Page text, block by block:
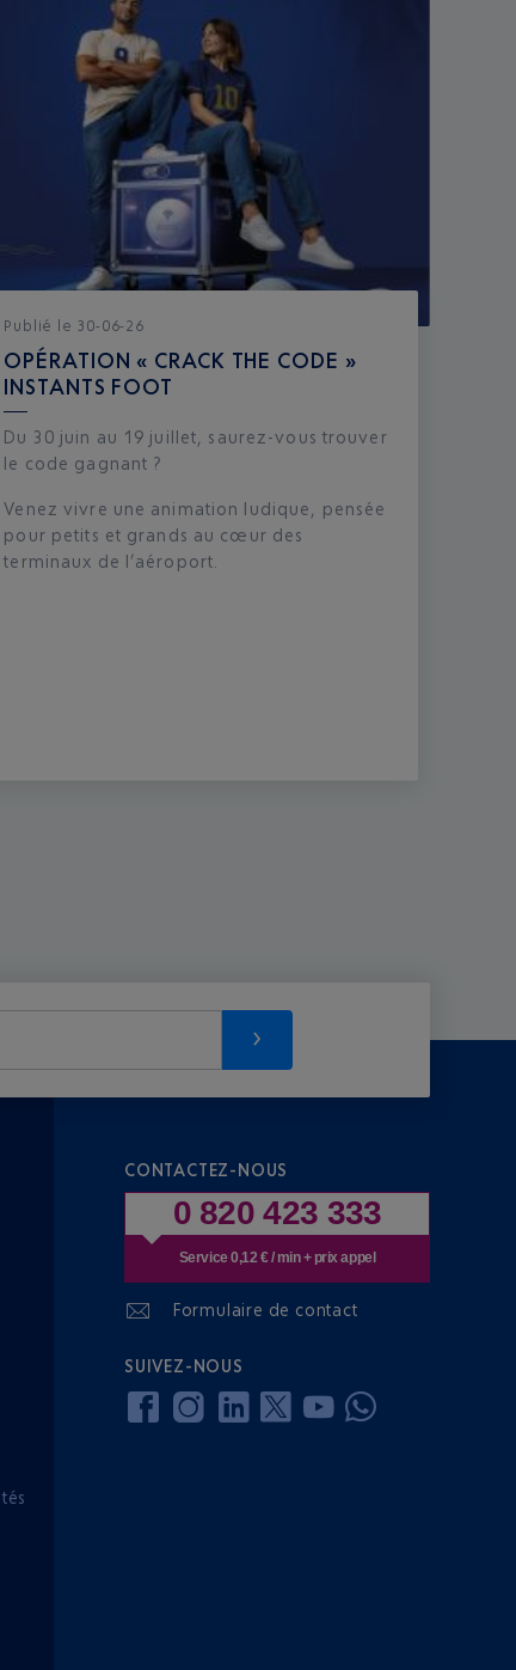
Publié le 30-06-26
OPÉRATION « CRACK THE CODE »
INSTANTS FOOT
Du 30 juin au 19 juillet, saurez-vous trouver
le code gagnant ?
Venez vivre une animation ludique, pensée
pour petits et grands au cœur des
terminaux de l’aéroport.
CONTACTEZ-NOUS
0 820 423 333
Service 0,12 € / min + prix appel
Formulaire de contact
SUIVEZ-NOUS